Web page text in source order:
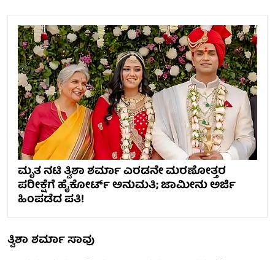
ಮೃತ ನಟಿ ತ್ವಿಶಾ ಶರ್ಮಾ ಎರಡನೇ ಮರಣೋತ್ತರ
ಪರೀಕ್ಷೆಗೆ ಹೈಕೋರ್ಟ್ ಅನುಮತಿ; ಜಾಮೀನು ಅರ್ಜಿ
ಹಿಂಪಡೆದ ಪತಿ!
ತ್ವಿಶಾಶರ್ಮಾ ಸಾವು